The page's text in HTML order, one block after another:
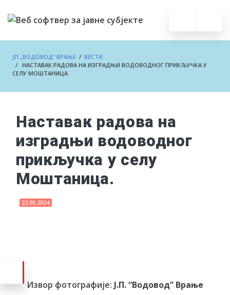
ЈП „ВОДОВОД“ ВРАЊЕ / ВЕСТИ
/ НАСТАВАК РАДОВА НА ИЗГРАДЊИ ВОДОВОДНОГ ПРИКЉУЧКА У
СЕЛУ МОШТАНИЦА.
Наставак радова на
изградњи водоводног
прикључка у селу
Моштаница.
22.05.2024
Извор фотографије: Ј.П. “Водовод” Врање